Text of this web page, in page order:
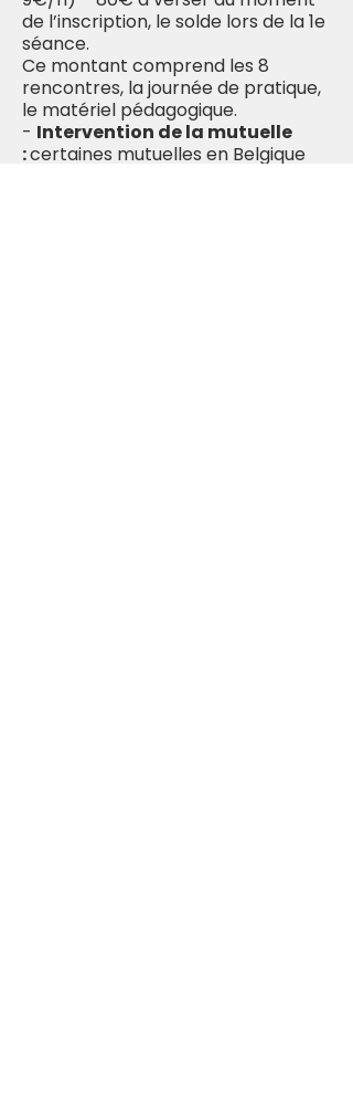
de l’inscription, le solde lors de la 1e
séance.
Ce montant comprend les 8
rencontres, la journée de pratique,
le matériel pédagogique.
- Intervention de la mutuelle
:certaines mutuelles en Belgique